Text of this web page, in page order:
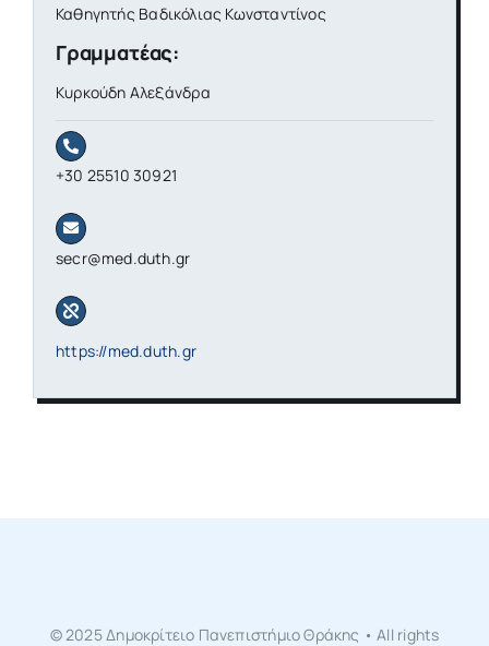
Καθηγητής Βαδικόλιας Κωνσταντίνος
Γραμματέας:
Κυρκούδη Αλεξάνδρα
+30 25510 30921
secr@med.duth.gr
https://med.duth.gr
© 2025 Δημοκρίτειο Πανεπιστήμιο Θράκης • All rights